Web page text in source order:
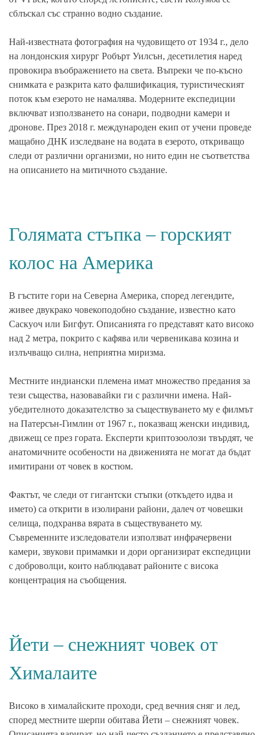
сблъскал със странно водно създание.
Най-известната фотография на чудовището от 1934 г., дело
на лондонския хирург Робърт Уилсън, десетилетия наред
провокира въображението на света. Въпреки че по-късно
снимката е разкрита като фалшификация, туристическият
поток към езерото не намалява. Модерните експедиции
включват използването на сонари, подводни камери и
дронове. През 2018 г. международен екип от учени проведе
мащабно ДНК изследване на водата в езерото, откриващо
следи от различни организми, но нито един не съответства
на описанието на митичното създание.
Голямата стъпка – горският
колос на Америка
В гъстите гори на Северна Америка, според легендите,
живее двукрако човекоподобно създание, известно като
Саскуоч или Бигфут. Описанията го представят като високо
над 2 метра, покрито с кафява или червеникава козина и
излъчващо силна, неприятна миризма.
Местните индиански племена имат множество предания за
тези същества, назовавайки ги с различни имена. Най-
убедителното доказателство за съществуването му е филмът
на Патерсън-Гимлин от 1967 г., показващ женски индивид,
движещ се през гората. Експерти криптозоолози твърдят, че
анатомичните особености на движенията не могат да бъдат
имитирани от човек в костюм.
Фактът, че следи от гигантски стъпки (откъдето идва и
името) са открити в изолирани райони, далеч от човешки
селища, подхранва вярата в съществуването му.
Съвременните изследователи използват инфрачервени
камери, звукови примамки и дори организират експедиции
с доброволци, които наблюдават районите с висока
концентрация на съобщения.
Йети – снежният човек от
Хималаите
Високо в хималайските проходи, сред вечния сняг и лед,
според местните шерпи обитава Йети – снежният човек.